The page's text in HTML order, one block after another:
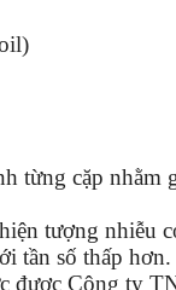
từng cặp nhằm
tượng nhiễu
tần số thấp hơn.
được Công ty